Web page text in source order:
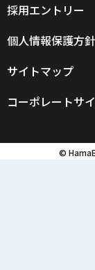
採用エントリー
個人情報保護方針
サイトマップ
コーポレートサ
©